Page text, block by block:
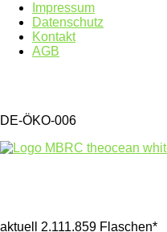
Impressum
Datenschutz
Kontakt
AGB
DE-ÖKO-006
aktuell 2.111.859 Flaschen*